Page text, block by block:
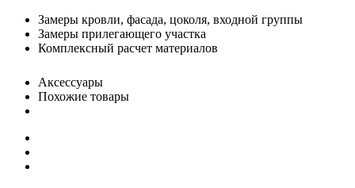
Замеры кровли, фасада, цоколя, входной группы
Замеры прилегающего участка
Комплексный расчет материалов
Аксессуары
Похожие товары